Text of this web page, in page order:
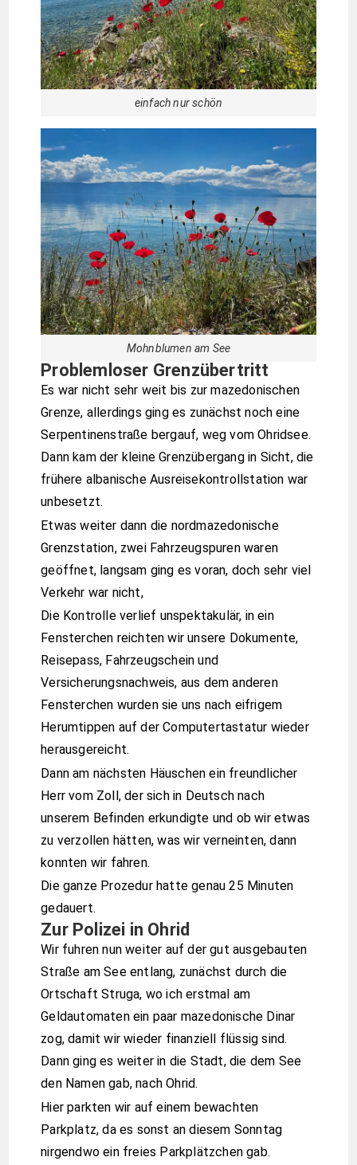
einfach nur schön
Mohnblumen am See
Problemloser Grenzübertritt
Es war nicht sehr weit bis zur mazedonischen
Grenze, allerdings ging es zunächst noch eine
Serpentinenstraße bergauf, weg vom Ohridsee.
Dann kam der kleine Grenzübergang in Sicht, die
frühere albanische Ausreisekontrollstation war
unbesetzt.
Etwas weiter dann die nordmazedonische
Grenzstation, zwei Fahrzeugspuren waren
geöffnet, langsam ging es voran, doch sehr viel
Verkehr war nicht,
Die Kontrolle verlief unspektakulär, in ein
Fensterchen reichten wir unsere Dokumente,
Reisepass, Fahrzeugschein und
Versicherungsnachweis, aus dem anderen
Fensterchen wurden sie uns nach eifrigem
Herumtippen auf der Computertastatur wieder
herausgereicht.
Dann am nächsten Häuschen ein freundlicher
Herr vom Zoll, der sich in Deutsch nach
unserem Befinden erkundigte und ob wir etwas
zu verzollen hätten, was wir verneinten, dann
konnten wir fahren.
Die ganze Prozedur hatte genau 25 Minuten
gedauert.
Zur Polizei in Ohrid
Wir fuhren nun weiter auf der gut ausgebauten
Straße am See entlang, zunächst durch die
Ortschaft Struga, wo ich erstmal am
Geldautomaten ein paar mazedonische Dinar
zog, damit wir wieder finanziell flüssig sind.
Dann ging es weiter in die Stadt, die dem See
den Namen gab, nach Ohrid.
Hier parkten wir auf einem bewachten
Parkplatz, da es sonst an diesem Sonntag
nirgendwo ein freies Parkplätzchen gab.